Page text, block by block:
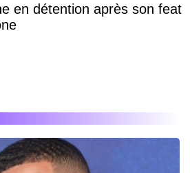
en détention après son feat